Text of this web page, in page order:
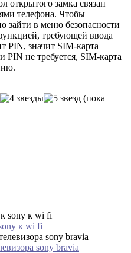
открытого замка связан
телефона. Чтобы
зайти в меню безопасности
требующей ввода
PIN, значит SIM-карта
PIN не требуется, SIM-карта
(пока
к wi fi
sony bravia